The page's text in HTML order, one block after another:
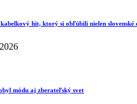
hit, ktorý si obľúbili nielen slovenské
módu aj zberateľský svet